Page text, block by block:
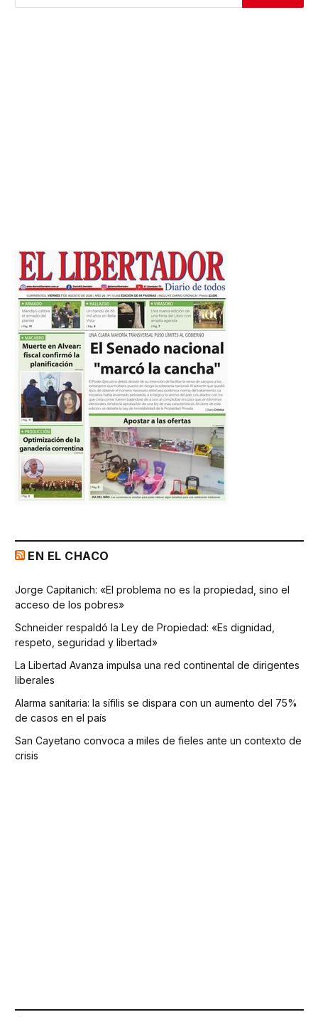
EN EL CHACO
Jorge Capitanich: «El problema no es la propiedad, sino el
acceso de los pobres»
Schneider respaldó la Ley de Propiedad: «Es dignidad,
respeto, seguridad y libertad»
La Libertad Avanza impulsa una red continental de dirigentes
liberales
Alarma sanitaria: la sífilis se dispara con un aumento del 75%
de casos en el país
San Cayetano convoca a miles de fieles ante un contexto de
crisis